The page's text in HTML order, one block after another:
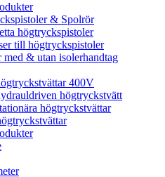
& Spolrör
högtryckspistoler
till högtryckspistoler
med & utan isolerhandtag
400V
högtryckstvätt
högtryckstvättar